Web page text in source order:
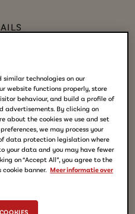
die wordt
en soms smaken zoals
Egberts
similar technologies on our
website functions properly, store
behaviour, and build a profile of
advertisements. By clicking on
about the cookies we use and set
we may process your
data protection legislation where
your data and you may have fewer
on “Accept All”, you agree to the
banner. Meer informatie over